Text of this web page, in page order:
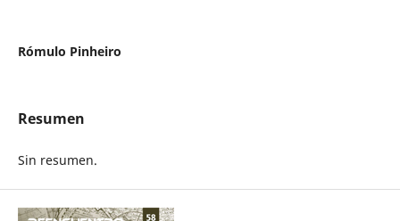
Rómulo Pinheiro
Resumen
Sin resumen.